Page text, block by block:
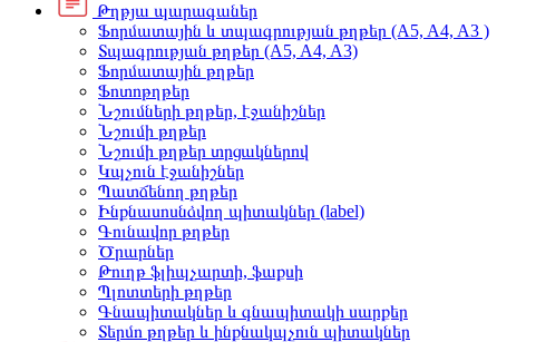
Թղթյա պարագաներ
Ֆորմատային և տպագրության թղթեր (A5, A4, A3 )
Տպագրության թղթեր (A5, A4, A3)
Ֆորմատային թղթեր
Ֆոտոթղթեր
Նշումների թղթեր, էջանիշներ
Նշումի թղթեր
Նշումի թղթեր տրցակներով
Կպչուն էջանիշներ
Պատճենող թղթեր
Ինքնասոսնձվող պիտակներ (label)
Գունավոր թղթեր
Ծրարներ
Թուղթ ֆլիպչարտի, ֆաքսի
Պլոտտերի թղթեր
Գնապիտակներ և գնապիտակի սարքեր
Տերմո թղթեր և ինքնակպչուն պիտակներ